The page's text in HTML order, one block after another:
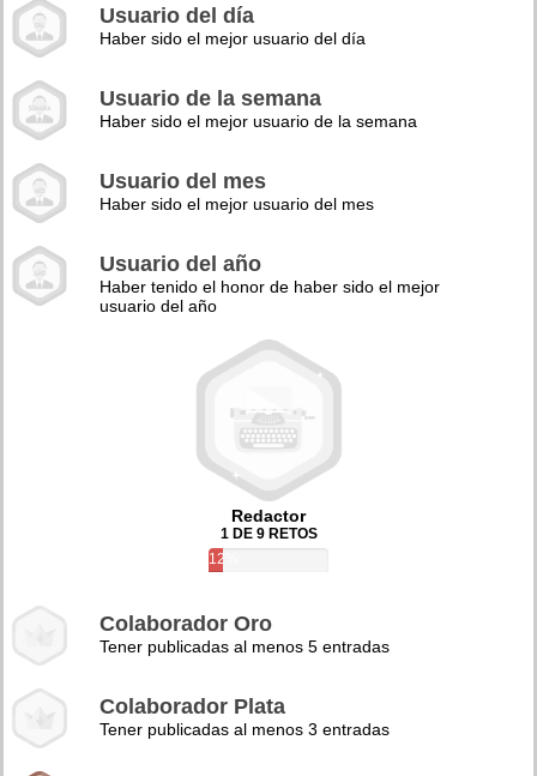
Usuario del día
Haber sido el mejor usuario del día
Usuario de la semana
Haber sido el mejor usuario de la semana
Usuario del mes
Haber sido el mejor usuario del mes
Usuario del año
Haber tenido el honor de haber sido el mejor
usuario del año
Redactor
1 DE 9 RETOS
12%
Colaborador Oro
Tener publicadas al menos 5 entradas
Colaborador Plata
Tener publicadas al menos 3 entradas